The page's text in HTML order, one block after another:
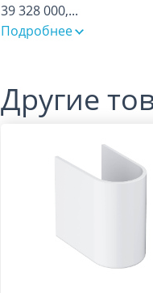
39 328 000,...
Подробнее
Другие